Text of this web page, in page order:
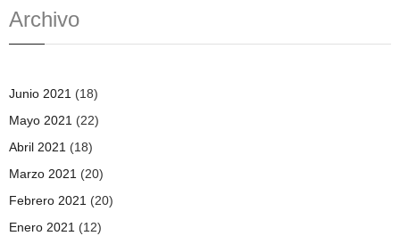
Archivo
Junio 2021 (18)
Mayo 2021 (22)
Abril 2021 (18)
Marzo 2021 (20)
Febrero 2021 (20)
Enero 2021 (12)